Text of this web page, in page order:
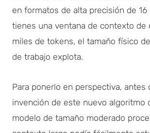
en formatos de alta precisión de 16
tienes una ventana de contexto de
miles de tokens, el tamaño físico
de trabajo explota.
Para ponerlo en perspectiva, antes
invención de este nuevo algoritmo
modelo de tamaño moderado